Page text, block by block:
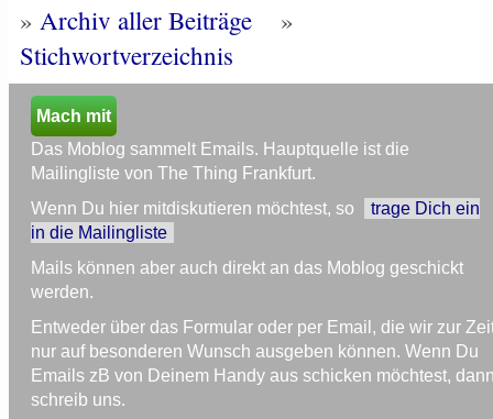
» Archiv aller Beiträge
»
Stichwortverzeichnis
Mach mit
Das Moblog sammelt Emails. Hauptquelle ist die
Mailingliste von The Thing Frankfurt.
Wenn Du hier mitdiskutieren möchtest, so
trage Dich ein
in die Mailingliste
Mails können aber auch direkt an das Moblog geschickt
werden.
Entweder über das Formular oder per Email, die wir zur
nur auf besonderen Wunsch ausgeben können. Wenn Du
Emails zB von Deinem Handy aus schicken möchtest,
schreib uns.